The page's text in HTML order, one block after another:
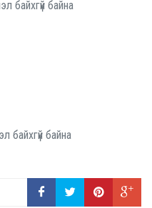
байхгүй байна
байхгүй байна